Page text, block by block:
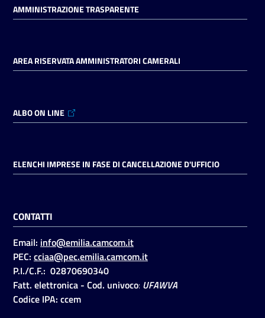
AMMINISTRAZIONE TRASPARENTE
AREA RISERVATA AMMINISTRATORI CAMERALI
ALBO ON LINE
ELENCHI IMPRESE IN FASE DI CANCELLAZIONE D'UFFICIO
CONTATTI
Email: info@emilia.camcom.it
PEC: cciaa@pec.emilia.camcom.it
P.I./C.F.: 02870690340
Fatt. elettronica - Cod. univoco: UFAWVA
Codice IPA: ccem